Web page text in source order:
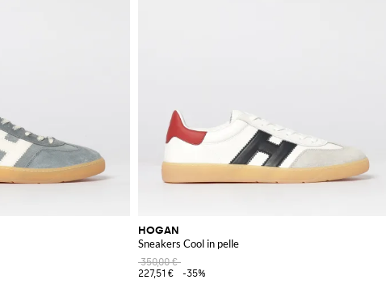
HOGAN
Sneakers Cool in pelle
350,00 €
227,51 €
-35%